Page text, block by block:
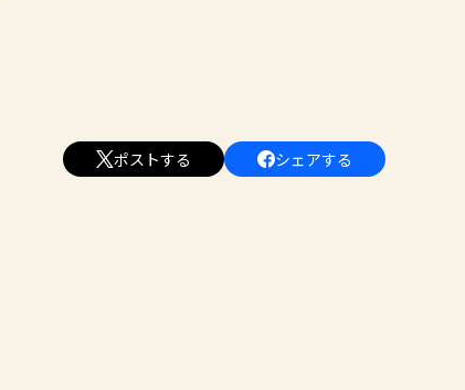
ポストする シェアする